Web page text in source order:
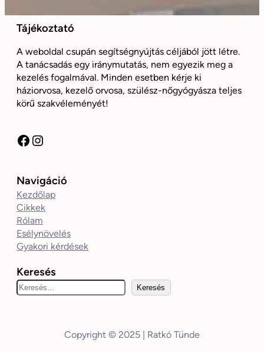
Tájékoztató
A weboldal csupán segítségnyújtás céljából jött létre.
A tanácsadás egy iránymutatás, nem egyezik meg a
kezelés fogalmával. Minden esetben kérje ki
háziorvosa, kezelő orvosa, szülész-nőgyógyásza teljes
körű szakvéleményét!
Facebook Instagram
Navigáció
Kezdőlap
Cikkek
Rólam
Esélynövelés
Gyakori kérdések
Keresés
K
e
s
Keresés
Copyright © 2025 | Ratkó Tünde